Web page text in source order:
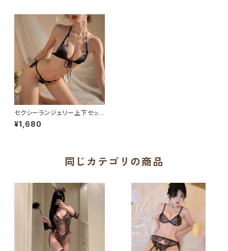
セクシーランジェリー上下セット
LLT717
¥1,680
同じカテゴリの商品